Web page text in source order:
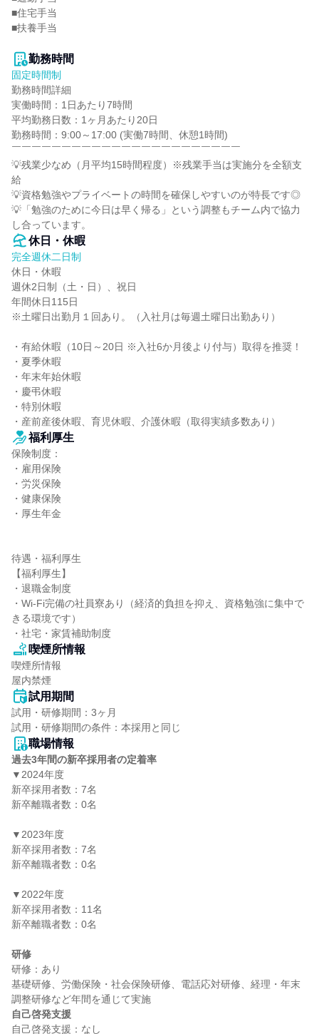
■住宅手当
■扶養手当
勤務時間
固定時間制
勤務時間詳細
実働時間：1日あたり7時間
平均勤務日数：1ヶ月あたり20日
勤務時間：9:00～17:00 (実働7時間、休憩1時間)
￣￣￣￣￣￣￣￣￣￣￣￣￣￣￣￣￣￣￣￣￣￣￣
💡残業少なめ（月平均15時間程度）※残業手当は実施分を全額支
給
💡資格勉強やプライベートの時間を確保しやすいのが特長です◎
💡「勉強のために今日は早く帰る」という調整もチーム内で協力
し合っています。
休日・休暇
完全週休二日制
休日・休暇
週休2日制（土・日）、祝日
年間休日115日
※土曜日出勤月１回あり。（入社月は毎週土曜日出勤あり）
・有給休暇（10日～20日 ※入社6か月後より付与）取得を推奨！
・夏季休暇
・年末年始休暇
・慶弔休暇
・特別休暇
・産前産後休暇、育児休暇、介護休暇（取得実績多数あり）
福利厚生
保険制度：
・雇用保険
・労災保険
・健康保険
・厚生年金
待遇・福利厚生
【福利厚生】
・退職金制度
・Wi-Fi完備の社員寮あり（経済的負担を抑え、資格勉強に集中で
きる環境です）
・社宅・家賃補助制度
喫煙所情報
喫煙所情報
屋内禁煙
試用期間
試用・研修期間：3ヶ月
職場情報
過去3年間の新卒採用者の定着率
▼2024年度
新卒採用者数：7名
新卒離職者数：0名
▼2023年度
新卒採用者数：7名
新卒離職者数：0名
▼2022年度
新卒採用者数：11名
新卒離職者数：0名
研修
研修：あり
基礎研修、労働保険・社会保険研修、電話応対研修、経理・年末
自己啓発支援